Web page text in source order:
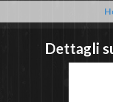
Dettagli